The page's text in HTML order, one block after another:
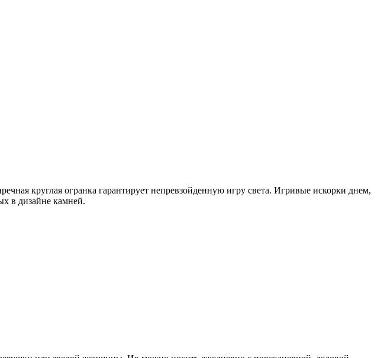
круглая огранка гарантирует непревзойденную игру света. Игривые искорки днем,
в дизайне камней.